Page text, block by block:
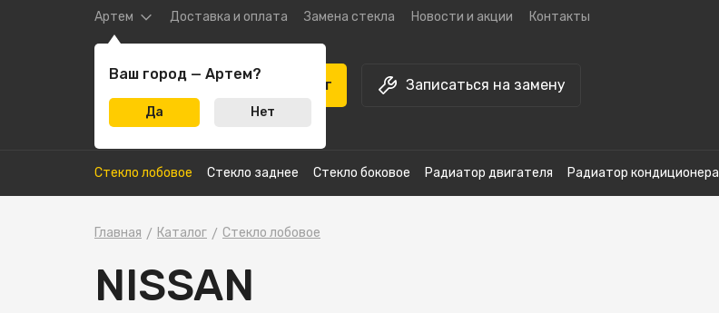
Артем Доставка и оплата Замена стекла Новости и акции Контакты
Каталог Записаться на замену
Ваш город — Артем?
Да Нет
Стекло лобовое Стекло заднее Стекло боковое Радиатор двигателя Радиатор кондиционера
Главная Каталог Стекло лобовое
NISSAN